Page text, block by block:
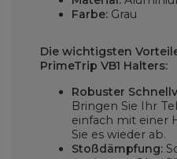
Farbe: Grau
Die wichtigsten
PrimeTrip VB1 Halters:
Robuster
Bringen Sie Ihr
einfach mit einer
Sie es wieder ab.
Stoßdämpfung: